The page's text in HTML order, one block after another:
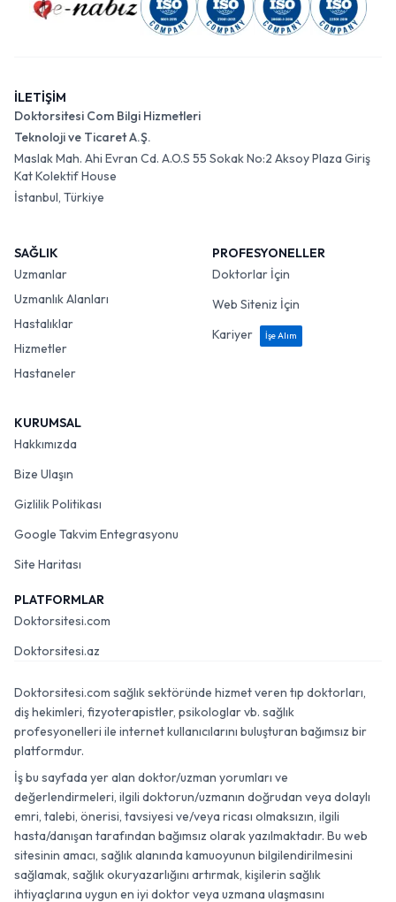
İLETİŞİM
Doktorsitesi Com Bilgi Hizmetleri
Teknoloji ve Ticaret A.Ş.
Maslak Mah. Ahi Evran Cd. A.O.S 55 Sokak No:2 Aksoy Plaza Giriş
Kat Kolektif House
İstanbul, Türkiye
SAĞLIK
Uzmanlar
Uzmanlık Alanları
Hastalıklar
Hizmetler
Hastaneler
PROFESYONELLER
Doktorlar İçin
Web Siteniz İçin
Kariyer
İşe Alım
KURUMSAL
Hakkımızda
Bize Ulaşın
Gizlilik Politikası
Google Takvim Entegrasyonu
Site Haritası
PLATFORMLAR
Doktorsitesi.com
Doktorsitesi.az
Doktorsitesi.com sağlık sektöründe hizmet veren tıp doktorları,
diş hekimleri, fizyoterapistler, psikologlar vb. sağlık
profesyonelleri ile internet kullanıcılarını buluşturan bağımsız bir
platformdur.
İş bu sayfada yer alan doktor/uzman yorumları ve
değerlendirmeleri, ilgili doktorun/uzmanın doğrudan veya dolaylı
emri, talebi, önerisi, tavsiyesi ve/veya ricası olmaksızın, ilgili
hasta/danışan tarafından bağımsız olarak yazılmaktadır. Bu web
sitesinin amacı, sağlık alanında kamuoyunun bilgilendirilmesini
sağlamak, sağlık okuryazarlığını artırmak, kişilerin sağlık
ihtiyaçlarına uygun en iyi doktor veya uzmana ulaşmasını